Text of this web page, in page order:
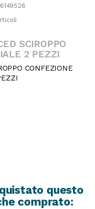
SCIROPPO
2 PEZZI
CONFEZIONE
questo
comprato: